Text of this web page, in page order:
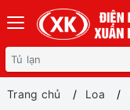
Trang chủ Loa